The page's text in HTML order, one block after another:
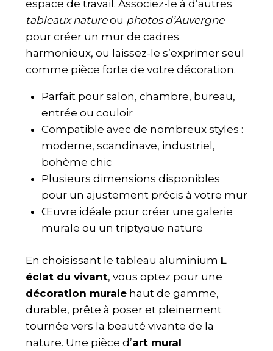
espace de travail. Associez-le à d’autres
tableaux natureou photos d’Auvergne
pour créer un mur de cadres
harmonieux, ou laissez-le s’exprimer seul
comme pièce forte de votre décoration.
Parfait pour salon, chambre, bureau,
entrée ou couloir
Compatible avec de nombreux styles :
moderne, scandinave, industriel,
bohème chic
Plusieurs dimensions disponibles
pour un ajustement précis à votre mur
Œuvre idéale pour créer une galerie
murale ou un triptyque nature
En choisissant le tableau aluminium L
éclat du vivant, vous optez pour une
décoration murale haut de gamme,
durable, prête à poser et pleinement
tournée vers la beauté vivante de la
nature. Une pièce d’art mural